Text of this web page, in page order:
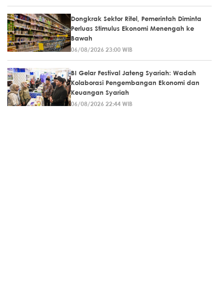
Dongkrak Sektor Ritel, Pemerintah Diminta
Perluas Stimulus Ekonomi Menengah ke
Bawah
06/08/2026 23:00 WIB
BI Gelar Festival Jateng Syariah: Wadah
Kolaborasi Pengembangan Ekonomi dan
Keuangan Syariah
06/08/2026 22:44 WIB